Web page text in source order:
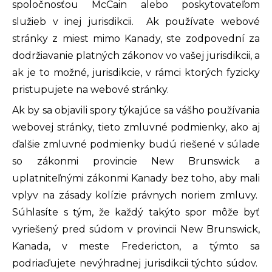
spoločnosťou McCain alebo poskytovateľom
služieb v inej jurisdikcii. Ak používate webové
stránky z miest mimo Kanady, ste zodpovední za
dodržiavanie platných zákonov vo vašej jurisdikcii, a
ak je to možné, jurisdikcie, v rámci ktorých fyzicky
pristupujete na webové stránky.
Ak by sa objavili spory týkajúce sa vášho používania
webovej stránky, tieto zmluvné podmienky, ako aj
ďalšie zmluvné podmienky budú riešené v súlade
so zákonmi provincie New Brunswick a
uplatniteľnými zákonmi Kanady bez toho, aby mali
vplyv na zásady kolízie právnych noriem zmluvy.
Súhlasíte s tým, že každý takýto spor môže byť
vyriešený pred súdom v provincii New Brunswick,
Kanada, v meste Fredericton, a týmto sa
podriaďujete nevýhradnej jurisdikcii týchto súdov.